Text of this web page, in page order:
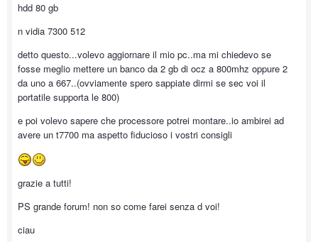
hdd 80 gb
n vidia 7300 512
detto questo...volevo aggiornare il mio pc..ma mi chiedevo se
fosse meglio mettere un banco da 2 gb di ocz a 800mhz oppure 2
da uno a 667..(ovviamente spero sappiate dirmi se sec voi il
portatile supporta le 800)
e poi volevo sapere che processore potrei montare..io ambirei ad
avere un t7700 ma aspetto fiducioso i vostri consigli
grazie a tutti!
PS grande forum! non so come farei senza d voi!
ciau